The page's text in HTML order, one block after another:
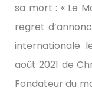
sa mort : « Le
regret
internationale
août 2021 de
Fondateur du